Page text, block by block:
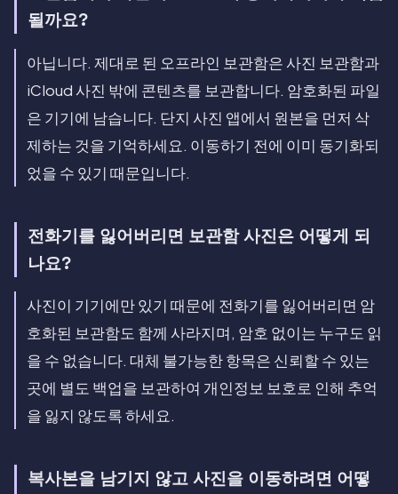
될까요?
아닙니다. 제대로 된 오프라인 보관함은 사진 보관함과
iCloud 사진 밖에 콘텐츠를 보관합니다. 암호화된 파일
은 기기에 남습니다. 단지 사진 앱에서 원본을 먼저 삭
제하는 것을 기억하세요. 이동하기 전에 이미 동기화되
었을 수 있기 때문입니다.
전화기를 잃어버리면 보관함 사진은 어떻게 되
나요?
사진이 기기에만 있기 때문에 전화기를 잃어버리면 암
호화된 보관함도 함께 사라지며, 암호 없이는 누구도 읽
을 수 없습니다. 대체 불가능한 항목은 신뢰할 수 있는
곳에 별도 백업을 보관하여 개인정보 보호로 인해 추억
을 잃지 않도록 하세요.
복사본을 남기지 않고 사진을 이동하려면 어떻